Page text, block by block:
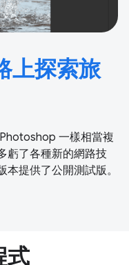
上探索旅
一樣相當複
虧了各種新的網路技
提供了公開測試版。
式